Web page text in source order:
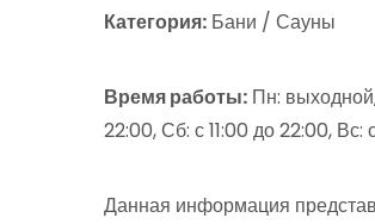
Категория: Бани / Сауны
Время работы: Пн:
22:00, Сб: с 11:00 до 22:00, Вс:
Данная информация